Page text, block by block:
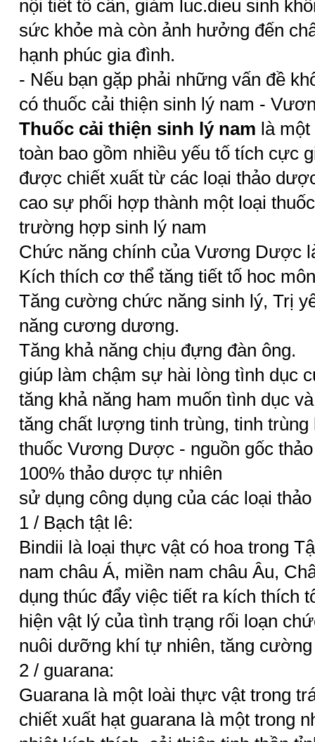
nội tiết tố cân, giảm luc.dieu sinh
sức khỏe mà còn ảnh hưởng đến
hạnh phúc gia đình.
- Nếu bạn gặp phải những vấn đề
có thuốc cải thiện sinh lý nam -
Thuốc cải thiện sinh lý nam là
toàn bao gồm nhiều yếu tố tích cực
được chiết xuất từ các loại thảo
cao sự phối hợp thành một loại
trường hợp sinh lý nam
Chức năng chính của Vương Dược
Kích thích cơ thể tăng tiết tố hoc
Tăng cường chức năng sinh lý, Trị
năng cương dương.
Tăng khả năng chịu đựng đàn ông.
giúp làm chậm sự hài lòng tình dục
tăng khả năng ham muốn tình dục
tăng chất lượng tinh trùng, tinh trùng
thuốc Vương Dược - nguồn gốc
100% thảo dược tự nhiên
sử dụng công dụng của các loại
1 / Bạch tật lê:
Bindii là loại thực vật có hoa trong
nam châu Á, miền nam châu Âu,
dụng thúc đẩy việc tiết ra kích thích
hiện vật lý của tình trạng rối loạn
nuôi dưỡng khí tự nhiên, tăng
2 / guarana:
Guarana là một loài thực vật trong
chiết xuất hạt guarana là một trong